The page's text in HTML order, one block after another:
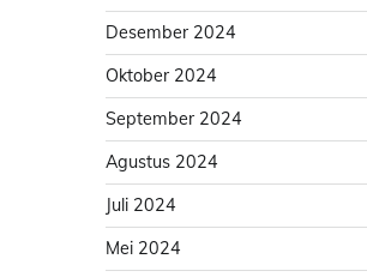
Desember 2024
Oktober 2024
September 2024
Agustus 2024
Juli 2024
Mei 2024